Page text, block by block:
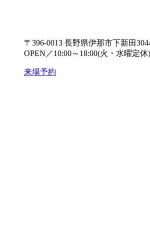
〒396-0013 長野県伊那市下新田
OPEN／10:00～18:00(火・水曜定休)
来場予約